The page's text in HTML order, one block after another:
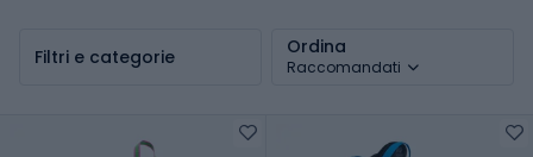
Filtri e categorie Ordina
Raccomandati